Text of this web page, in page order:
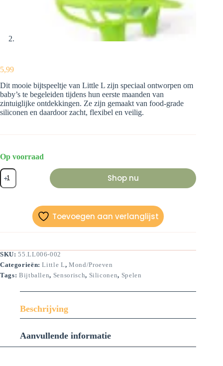
5,99
Dit mooie bijtspeeltje van Little L zijn speciaal ontworpen om
baby’s te begeleiden tijdens hun eerste maanden van
zintuiglijke ontdekkingen. Ze zijn gemaakt van food-grade
siliconen en daardoor zacht, flexibel en veilig.
Op voorraad
Bijtspeeltje
van
Little
Shop nu
Toevoegen aan verlanglijst
SKU:55.LL006-002
Categorieën:Little L, Mond/Proeven
Tags: Bijtballen, Sensorisch, Siliconen, Spelen
Beschrijving
Aanvullende informatie